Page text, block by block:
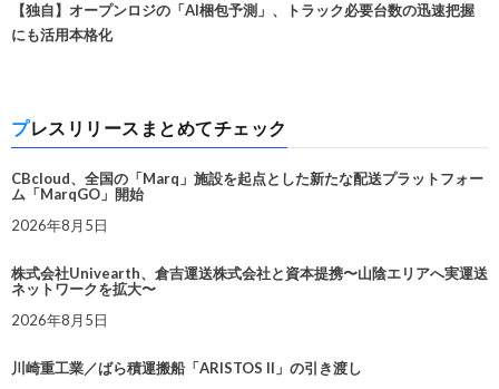
【独自】オープンロジの「AI梱包予測」、トラック必要台数の迅速把握
にも活用本格化
プレスリリースまとめてチェック
CBcloud、全国の「Marq」施設を起点とした新たな配送プラットフォー
ム「MarqGO」開始
2026年8月5日
株式会社Univearth、倉吉運送株式会社と資本提携〜山陰エリアへ実運送
ネットワークを拡大〜
2026年8月5日
川崎重工業／ばら積運搬船「ARISTOS II」の引き渡し